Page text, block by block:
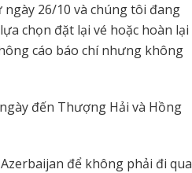
26/10 và chúng tôi đang
chọn đặt lại vé hoặc hoàn lại
cáo báo chí nhưng không
đến Thượng Hải và Hồng
để không phải đi qua